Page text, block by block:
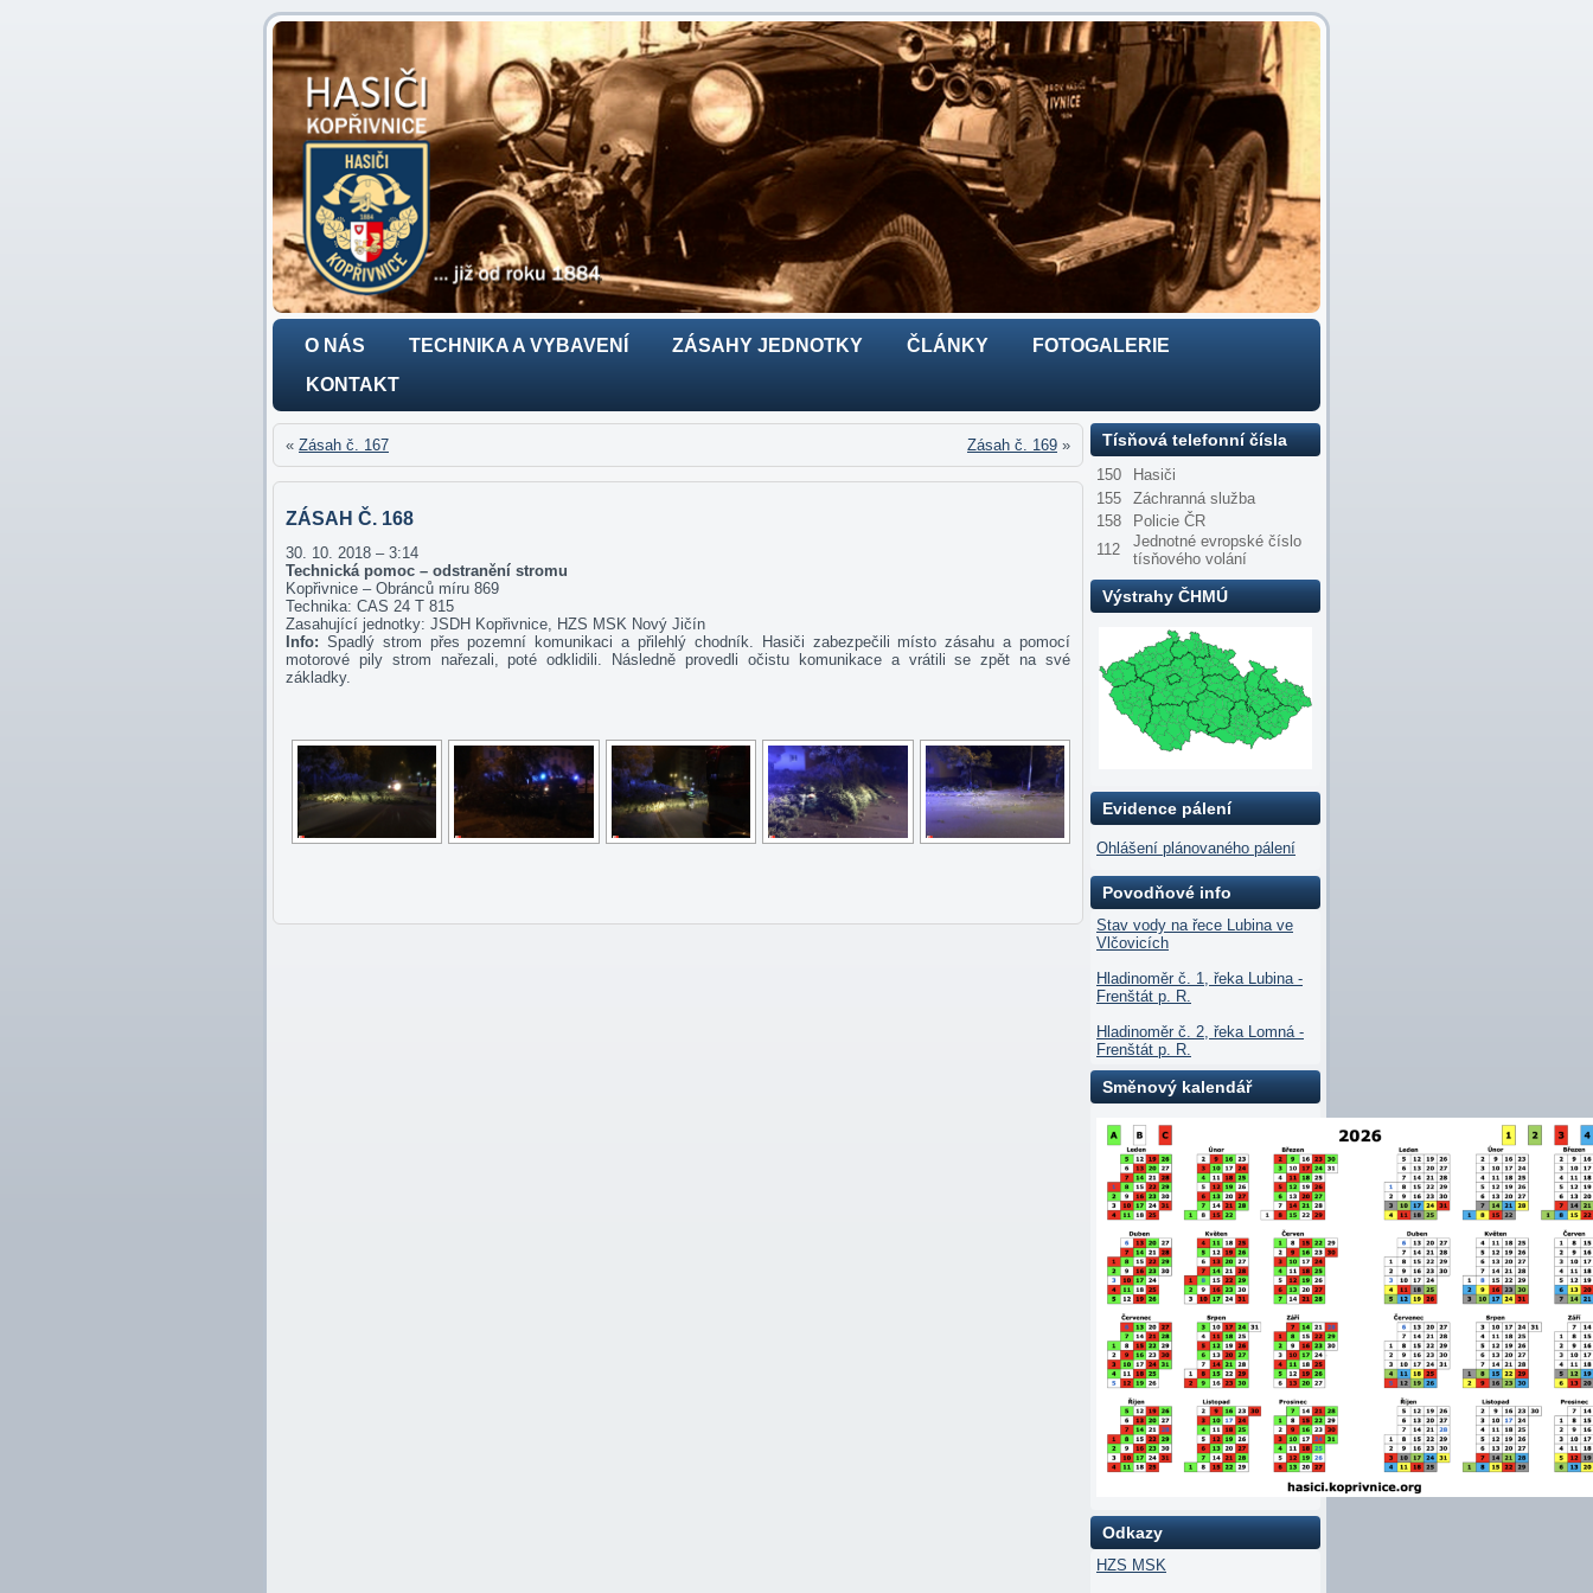
O NÁS TECHNIKA A VYBAVENÍ ZÁSAHY JEDNOTKY ČLÁNKY
FOTOGALERIE
KONTAKT
« Zásah č. 167 Zásah č. 169 »
ZÁSAH Č. 168
30. 10. 2018 – 3:14
Technická pomoc – odstranění stromu
Kopřivnice – Obránců míru 869
Technika: CAS 24 T 815
Zasahující jednotky: JSDH Kopřivnice, HZS MSK Nový Jičín
Info: Spadlý strom přes pozemní komunikaci a přilehlý chodník. Hasiči zabezpečili místo zásahu a pomocí
motorové pily strom nařezali, poté odklidili. Následně provedli očistu komunikace a vrátili se zpět na své
základky.
Tísňová telefonní čísla
150
Hasiči
155
Záchranná služba
158
Policie ČR
112
Jednotné evropské číslo
tísňového volání
Výstrahy ČHMÚ
Evidence pálení
Ohlášení plánovaného pálení
Povodňové info
Stav vody na řece Lubina ve
Vlčovicích
Hladinoměr č. 1, řeka Lubina -
Frenštát p. R.
Hladinoměr č. 2, řeka Lomná -
Frenštát p. R.
Směnový kalendář
Odkazy
HZS MSK